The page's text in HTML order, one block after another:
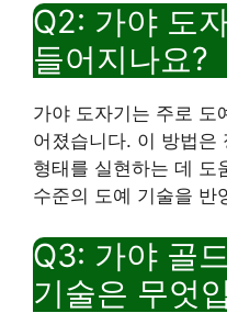
Q2: 가야 도
들어지나요?
가야 도자기는 주로 도
어졌습니다. 이 방법은
형태를 실현하는 데 도
수준의 도예 기술을 반
Q3: 가야 골
기술은 무엇